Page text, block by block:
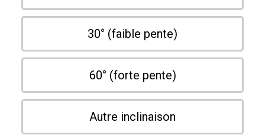
30° (faible pente)
60° (forte pente)
Autre inclinaison